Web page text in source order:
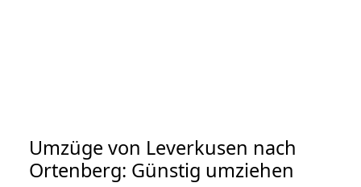
Umzüge von Leverkusen nach
Ortenberg: Günstig umziehen